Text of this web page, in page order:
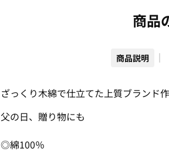
商品
商品説明
ざっくり木綿で仕立てた上質ブランド
父の日、贈り物にも
◎綿100％